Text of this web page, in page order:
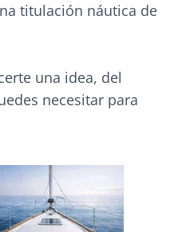
titulación náutica de
una idea, del
necesitar para